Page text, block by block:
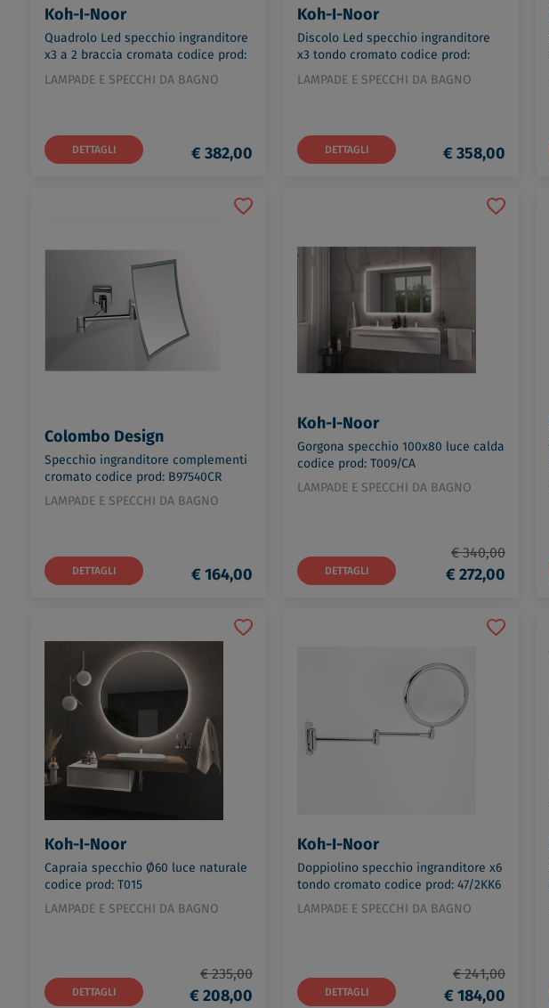
Koh-I-Noor
Quadrolo Led specchio ingranditore
x3 a 2 braccia cromata codice prod:
C60/2KK3
LAMPADE E SPECCHI DA BAGNO
DETTAGLI € 382,00
Koh-I-Noor
Discolo Led specchio ingranditore
x3 tondo cromato codice prod:
C35/2KK3
LAMPADE E SPECCHI DA BAGNO
DETTAGLI € 358,00
Colombo Design
Specchio ingranditore complementi
cromato codice prod: B97540CR
LAMPADE E SPECCHI DA BAGNO
DETTAGLI € 164,00
Koh-I-Noor
Gorgona specchio 100x80 luce calda
codice prod: T009/CA
LAMPADE E SPECCHI DA BAGNO
DETTAGLI
€ 340,00
€ 272,00
Koh-I-Noor
Capraia specchio Ø60 luce naturale
codice prod: T015
LAMPADE E SPECCHI DA BAGNO
DETTAGLI
€ 235,00
€ 208,00
Koh-I-Noor
Doppiolino specchio ingranditore x6
tondo cromato codice prod: 47/2KK6
LAMPADE E SPECCHI DA BAGNO
DETTAGLI
€ 241,00
€ 184,00